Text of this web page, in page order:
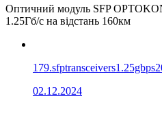
Оптичний модуль SFP
1.25Гб/с на відстань 160км
02.12.2024